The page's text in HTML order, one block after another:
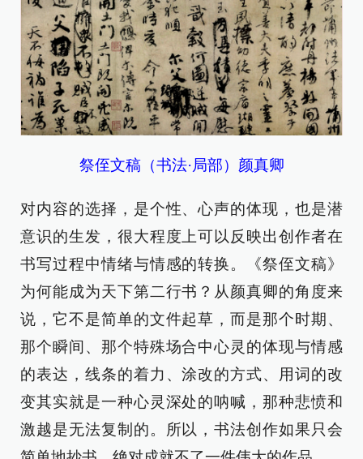
祭侄文稿（书法·局部）颜真卿
对内容的选择，是个性、心声的体现，也是潜
意识的生发，很大程度上可以反映出创作者在
书写过程中情绪与情感的转换。《祭侄文稿》
为何能成为天下第二行书？从颜真卿的角度来
说，它不是简单的文件起草，而是那个时期、
那个瞬间、那个特殊场合中心灵的体现与情感
的表达，线条的着力、涂改的方式、用词的改
变其实就是一种心灵深处的呐喊，那种悲愤和
激越是无法复制的。所以，书法创作如果只会